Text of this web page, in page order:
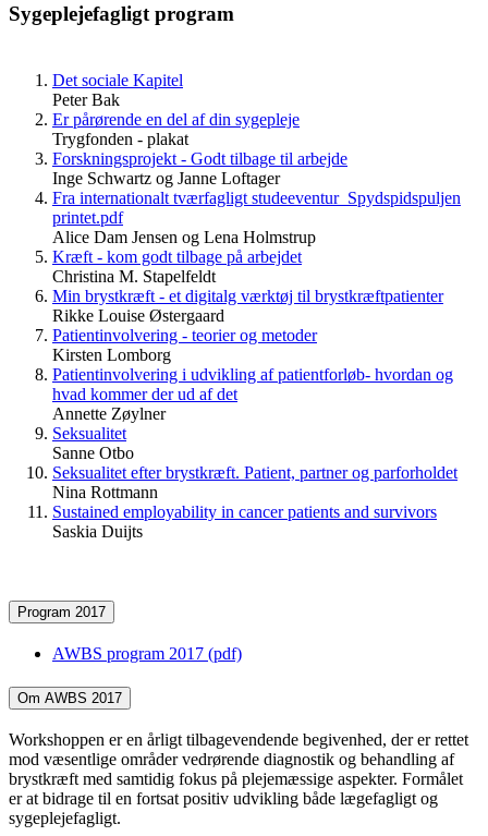
Sygeplejefagligt program
Det sociale Kapitel
Peter Bak
Er pårørende en del af din sygepleje
Trygfonden - plakat
Forskningsprojekt - Godt tilbage til arbejde
Inge Schwartz og Janne Loftager
Fra internationalt tværfagligt studeeventur_Spydspidspuljen
printet.pdf
Alice Dam Jensen og Lena Holmstrup
Kræft - kom godt tilbage på arbejdet
Christina M. Stapelfeldt
Min brystkræft - et digitalg værktøj til brystkræftpatienter
Rikke Louise Østergaard
Patientinvolvering - teorier og metoder
Kirsten Lomborg
Patientinvolvering i udvikling af patientforløb- hvordan og
hvad kommer der ud af det
Annette Zøylner
Seksualitet
Sanne Otbo
Seksualitet efter brystkræft. Patient, partner og parforholdet
Nina Rottmann
Sustained employability in cancer patients and survivors
Saskia Duijts
Program 2017
AWBS program 2017 (pdf)
Om AWBS 2017
Workshoppen er en årligt tilbagevendende begivenhed, der er rettet
mod væsentlige områder vedrørende diagnostik og behandling af
brystkræft med samtidig fokus på plejemæssige aspekter. Formålet
er at bidrage til en fortsat positiv udvikling både lægefagligt og
sygeplejefagligt.